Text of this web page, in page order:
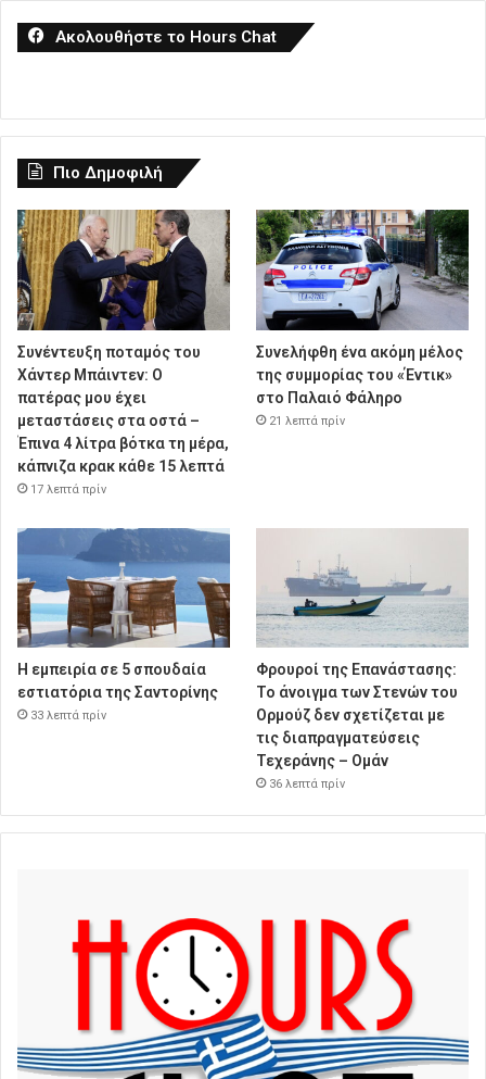
Ακολουθήστε το Hours Chat
Πιο Δημοφιλή
Συνέντευξη ποταμός του
Χάντερ Μπάιντεν: Ο
πατέρας μου έχει
μεταστάσεις στα οστά –
Έπινα 4 λίτρα βότκα τη μέρα,
κάπνιζα κρακ κάθε 15 λεπτά
17 λεπτά πρίν
Συνελήφθη ένα ακόμη μέλος
της συμμορίας του «Έντικ»
στο Παλαιό Φάληρο
21 λεπτά πρίν
Η εμπειρία σε 5 σπουδαία
εστιατόρια της Σαντορίνης
33 λεπτά πρίν
Φρουροί της Επανάστασης:
Το άνοιγμα των Στενών του
Ορμούζ δεν σχετίζεται με
τις διαπραγματεύσεις
Τεχεράνης – Ομάν
36 λεπτά πρίν